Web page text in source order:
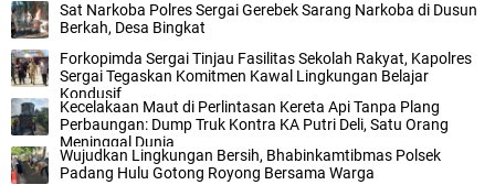
Sat Narkoba Polres Sergai Gerebek Sarang Narkoba di Dusun
Berkah, Desa Bingkat
Forkopimda Sergai Tinjau Fasilitas Sekolah Rakyat, Kapolres
Sergai Tegaskan Komitmen Kawal Lingkungan Belajar
Kondusif
Kecelakaan Maut di Perlintasan Kereta Api Tanpa Plang
Perbaungan: Dump Truk Kontra KA Putri Deli, Satu Orang
Meninggal Dunia
Wujudkan Lingkungan Bersih, Bhabinkamtibmas Polsek
Padang Hulu Gotong Royong Bersama Warga